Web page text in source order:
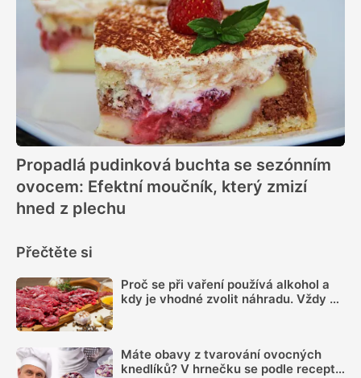
Propadlá pudinková buchta se sezónním
ovocem: Efektní moučník, který zmizí
hned z plechu
Přečtěte si
Proč se při vaření používá alkohol a
kdy je vhodné zvolit náhradu. Vždy se
Máte obavy z tvarování ovocných
knedlíků? V hrnečku se podle receptu